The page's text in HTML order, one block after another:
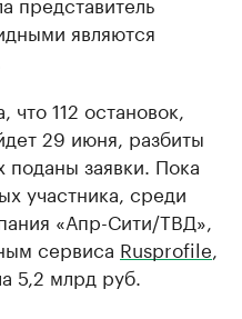
являются
что 112 остановок,
29 июня, разбиты
поданы заявки. Пока
участника, среди
«Апр-Сити/ТВД»,
сервиса Rusprofile,
5,2 млрд руб.